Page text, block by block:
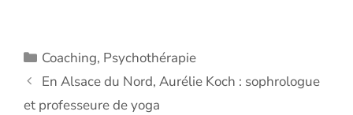
Catégories
Coaching, Psychothérapie
En Alsace du Nord, Aurélie Koch : sophrologue
et professeure de yoga